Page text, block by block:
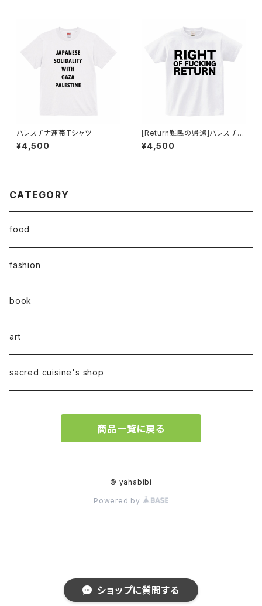
ショップに質問する
パレスチナ連帯Tシャツ
¥4,500
[Return難民の帰還]パレスチナ
連帯Tシャツ
¥4,500
CATEGORY
food
fashion
book
art
sacred cuisine's shop
商品一覧に戻る
© yahabibi
Powered by